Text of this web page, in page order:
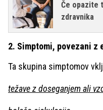
Če opazite
zdravnika
2. Simptomi, povezani z
Ta skupina simptomov
težave z doseganjem ali